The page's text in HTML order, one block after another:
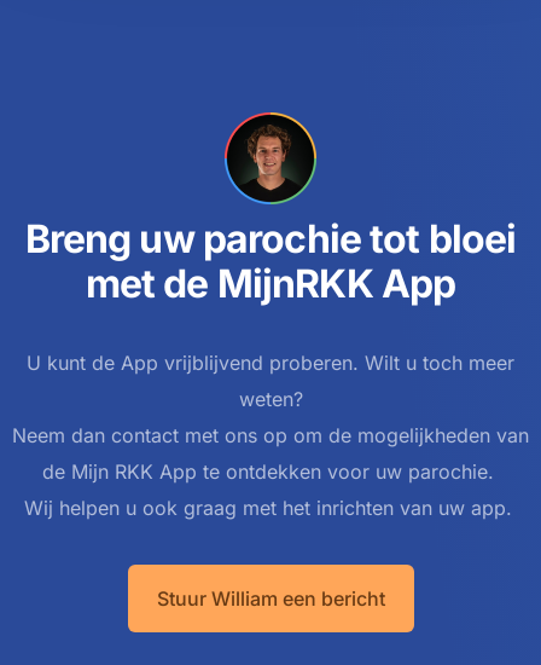
Breng uw parochie tot bloei
met de MijnRKK App
U kunt de App vrijblijvend proberen. Wilt u toch meer
weten?
Neem dan contact met ons op om de mogelijkheden van
de Mijn RKK App te ontdekken voor uw parochie.
Wij helpen u ook graag met het inrichten van uw app.
Stuur William een bericht